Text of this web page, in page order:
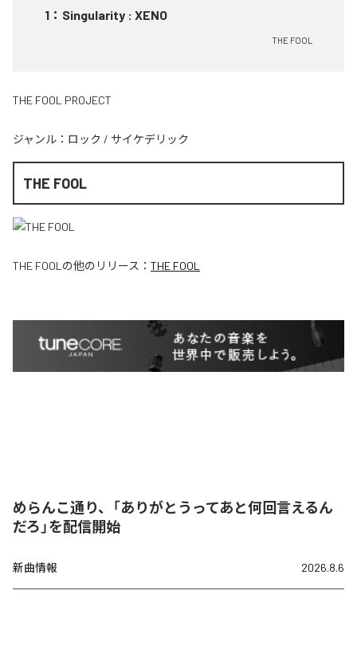
1 ： Singularity : XENO
THE FOOL
THE FOOL PROJECT
ジャンル： ロック / サイケデリック
THE FOOL
THE FOOL の他のリリース： THE FOOL
めらんこ通り、「ありがとうってあと何回言えるん
だろ」を配信開始
新曲情報 2026.8.6